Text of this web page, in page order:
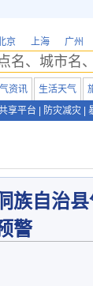
京 上海 广州
资讯 生活天气
享平台 防灾减灾
族自治
警